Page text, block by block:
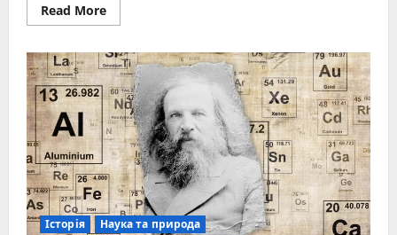
Read MoreRead
more
водосховище:
від
створення
до
природного
відродження
Історія Наука та природа